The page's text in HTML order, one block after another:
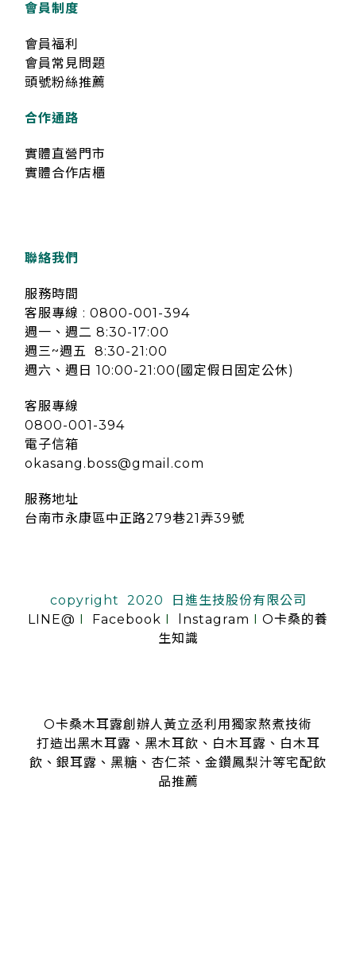
會員制度
會員福利
會員常見問題
頭號粉絲推薦
合作通路
實體直營門市
實體合作店櫃
聯絡我們
服務時間
客服專線 : 0800-001-394
週一、週二 8:30-17:00
週三~週五 8:30-21:00
週六、週日 10:00-21:00(國定假日固定公休)
客服專線
0800-001-394
電子信箱
okasang.boss@gmail.com
服務地址
台南市永康區中正路279巷21弄39號
copyright 2020 日進生技股份有限公司
LINE@
Facebook lnstagram
O卡桑的養
生知識
O卡桑木耳露創辦人黃立丞利用獨家熬煮技術
打造出黑木耳露、黑木耳飲、白木耳露、白木耳
飲、銀耳露、黑糖、杏仁茶、金鑽鳳梨汁等宅配飲
品推薦